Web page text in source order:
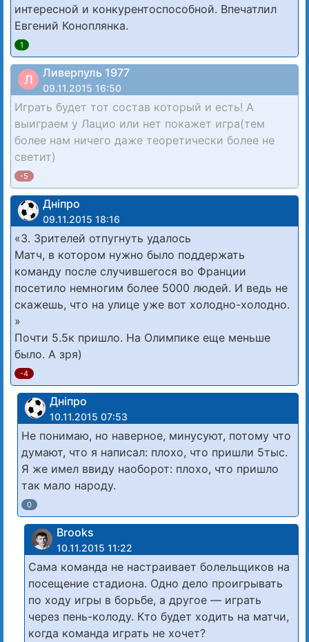
интересной и конкурентоспособной. Впечатлил
Евгений Коноплянка.
1
Л Ливерпуль 1977
09.11.2015 16:50
Играть будет тот состав который и есть! А
выиграем у Лацио или нет покажет игра(тем
более нам ничего даже теоретически более не
светит)
-5
Дніпро
09.11.2015 18:16
«3. Зрителей отпугнуть удалось
Матч, в котором нужно было поддержать
команду после случившегося во Франции
посетило немногим более 5000 людей. И ведь не
скажешь, что на улице уже вот холодно-холодно.
»
Почти 5.5к пришло. На Олимпике еще меньше
было. А зря)
-4
Дніпро
10.11.2015 07:53
Не понимаю, но наверное, минусуют, потому что
думают, что я написал: плохо, что пришли 5тыс.
Я же имел ввиду наоборот: плохо, что пришло
так мало народу.
0
Brooks
10.11.2015 11:22
Сама команда не настраивает болельщиков на
посещение стадиона. Одно дело проигрывать
по ходу игры в борьбе, а другое — играть
через пень-колоду. Кто будет ходить на матчи,
когда команда играть не хочет?